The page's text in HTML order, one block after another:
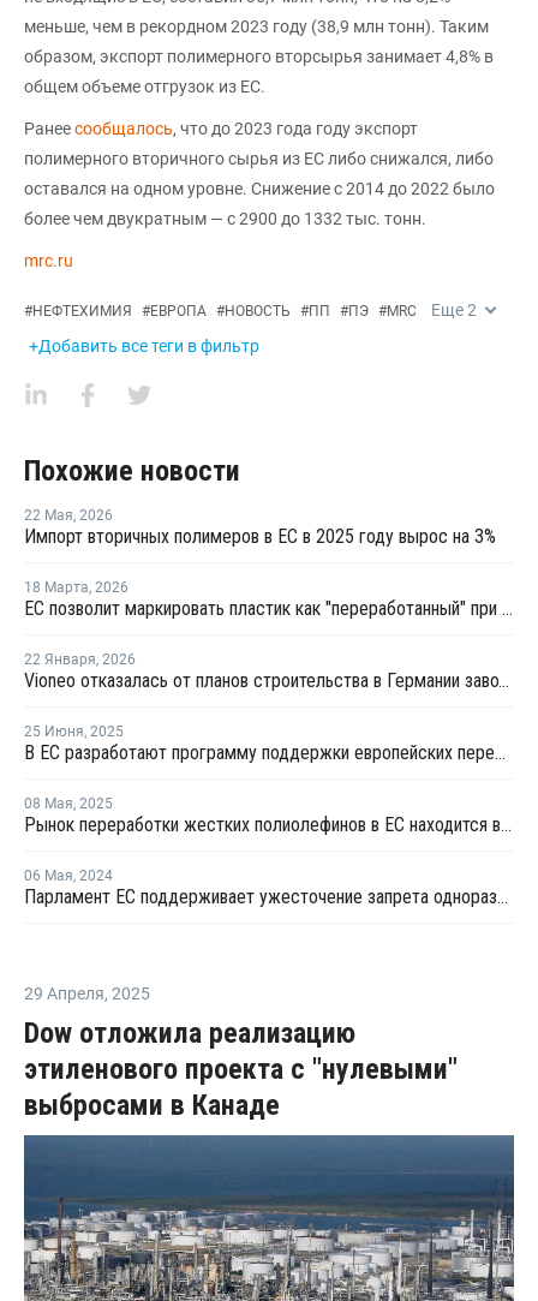
меньше, чем в рекордном 2023 году (38,9 млн тонн). Таким
образом, экспорт полимерного вторсырья занимает 4,8% в
общем объеме отгрузок из ЕС.
Ранеесообщалось, что до 2023 года году экспорт
полимерного вторичного сырья из ЕС либо снижался, либо
оставалcя на одном уровне. Снижение с 2014 до 2022 было
более чем двукратным — с 2900 до 1332 тыс. тонн.
mrc.ru
#НЕФТЕХИМИЯ #ЕВРОПА #НОВОСТЬ #ПП #ПЭ #MRC Еще2
+Добавить все теги в фильтр
Похожие новости
22 Мая, 2026
Импорт вторичных полимеров в ЕС в 2025 году вырос на 3%
18 Марта, 2026
ЕС позволит маркировать пластик как "переработанный" при 2,5% содержании вторичного материала
22 Января, 2026
Vioneo отказалась от планов строительства в Германии завода по выпуску "зеленых" полиолефинов
25 Июня, 2025
В ЕС разработают программу поддержки европейских переработчиков пластмасс
08 Мая, 2025
Рынок переработки жестких полиолефинов в ЕС находится в стагнации
06 Мая, 2024
Парламент ЕС поддерживает ужесточение запрета одноразовой пластиковой упаковки
29 Апреля, 2025
Dow отложила реализацию
этиленового проекта с "нулевыми"
выбросами в Канаде